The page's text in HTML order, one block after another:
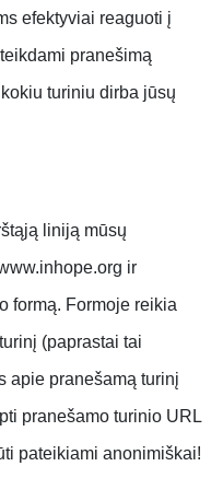
efektyviai reaguoti į
pranešimą
turiniu dirba jūsų
liniją mūsų
ir
formą. Formoje reikia
(paprastai tai
apie pranešamą turinį
pranešamo turinio URL
pateikiami anonimiškai!